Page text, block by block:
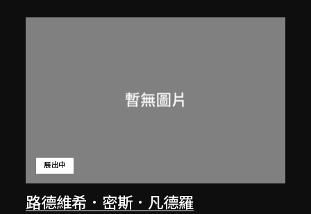
路德維希．密斯．凡德羅
展出中